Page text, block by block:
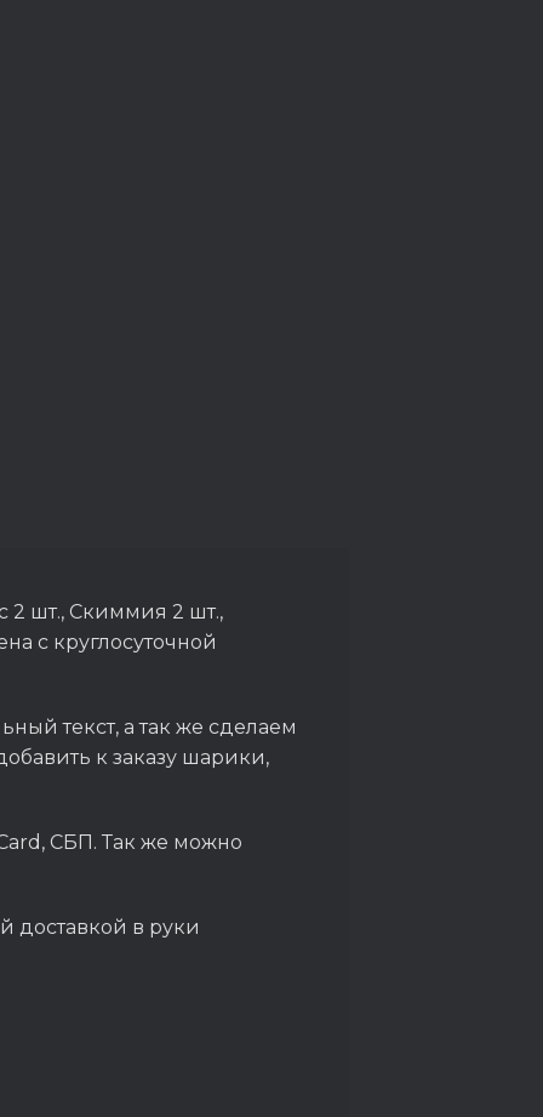
2 шт., Скиммия 2 шт.,
с круглосуточной
текст, а так же сделаем
к заказу шарики,
СБП. Так же можно
доставкой в руки